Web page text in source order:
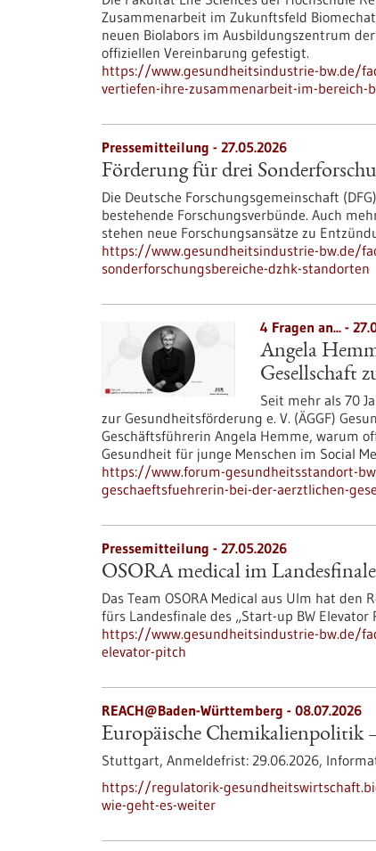
Zusammenarbeit im Zukunftsfeld
neuen Biolabors im Ausbildungszentrum
offiziellen Vereinbarung gefestigt.
https://www.gesundheitsindustrie-bw.de/
vertiefen-ihre-zusammenarbeit-im-bereich-
Pressemitteilung - 27.05.2026
Förderung für drei
Die Deutsche Forschungsgemeinschaft
bestehende Forschungsverbünde. Auch
stehen neue Forschungsansätze zu
https://www.gesundheitsindustrie-bw.de/
sonderforschungsbereiche-dzhk-standorten
4 Fragen an... -
Angela
Gesellschaft
Seit mehr als 70
zur Gesundheitsförderung e. V. (ÄGGF)
Geschäftsführerin Angela Hemme, warum
Gesundheit für junge Menschen im Social
https://www.forum-gesundheitsstandort-
geschaeftsfuehrerin-bei-der-aerztlichen-
Pressemitteilung - 27.05.2026
OSORA medical im
Das Team OSORA Medical aus Ulm hat den
fürs Landesfinale des „Start-up BW
https://www.gesundheitsindustrie-bw.de/
elevator-pitch
REACH@Baden-Württemberg - 08.07.2026
Europäische Chemikalienpolitik
Stuttgart, Anmeldefrist: 29.06.2026,
https://regulatorik-
wie-geht-es-weiter